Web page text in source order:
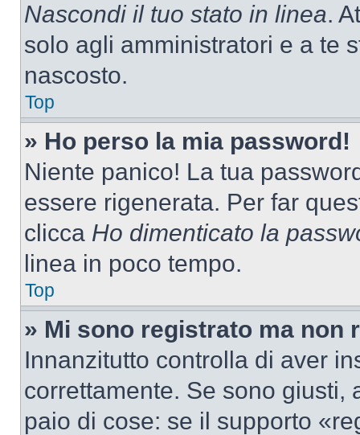
Nascondi il tuo stato in linea.
solo agli amministratori e a te
nascosto.
Top
» Ho perso la mia password!
Niente panico! La tua
essere rigenerata. Per far
clicca Ho dimenticato la
linea in poco tempo.
Top
» Mi sono registrato ma non
Innanzitutto controlla di aver
correttamente. Se sono giusti,
paio di cose: se il supporto